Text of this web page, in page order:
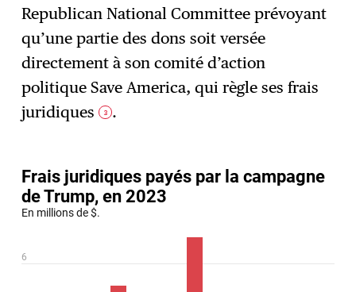
Republican National Committee prévoyant
qu’une partie des dons soit versée
directement à son comité d’action
politique Save America, qui règle ses frais
juridiques 3 .